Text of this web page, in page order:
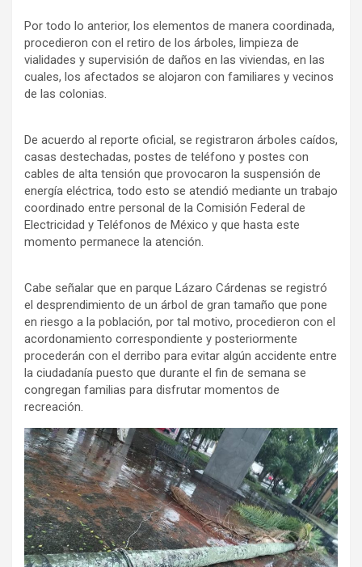
Por todo lo anterior, los elementos de manera coordinada,
procedieron con el retiro de los árboles, limpieza de
vialidades y supervisión de daños en las viviendas, en las
cuales, los afectados se alojaron con familiares y vecinos
de las colonias.
De acuerdo al reporte oficial, se registraron árboles caídos,
casas destechadas, postes de teléfono y postes con
cables de alta tensión que provocaron la suspensión de
energía eléctrica, todo esto se atendió mediante un trabajo
coordinado entre personal de la Comisión Federal de
Electricidad y Teléfonos de México y que hasta este
momento permanece la atención.
Cabe señalar que en parque Lázaro Cárdenas se registró
el desprendimiento de un árbol de gran tamaño que pone
en riesgo a la población, por tal motivo, procedieron con el
acordonamiento correspondiente y posteriormente
procederán con el derribo para evitar algún accidente entre
la ciudadanía puesto que durante el fin de semana se
congregan familias para disfrutar momentos de
recreación.